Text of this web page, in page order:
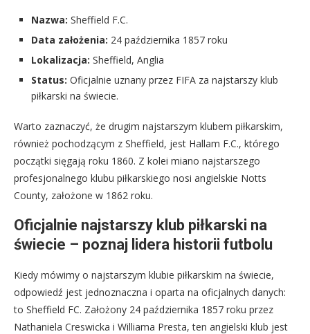
Nazwa: Sheffield F.C.
Data założenia: 24 października 1857 roku
Lokalizacja: Sheffield, Anglia
Status: Oficjalnie uznany przez FIFA za najstarszy klub
piłkarski na świecie.
Warto zaznaczyć, że drugim najstarszym klubem piłkarskim,
również pochodzącym z Sheffield, jest Hallam F.C., którego
początki sięgają roku 1860. Z kolei miano najstarszego
profesjonalnego klubu piłkarskiego nosi angielskie Notts
County, założone w 1862 roku.
Oficjalnie najstarszy klub piłkarski na
świecie – poznaj lidera historii futbolu
Kiedy mówimy o najstarszym klubie piłkarskim na świecie,
odpowiedź jest jednoznaczna i oparta na oficjalnych danych:
to Sheffield FC. Założony 24 października 1857 roku przez
Nathaniela Creswicka i Williama Presta, ten angielski klub jest